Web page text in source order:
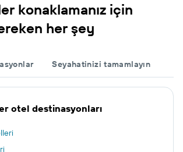
konaklamanız için
her şey
Seyahatinizi tamamlayın
otel destinasyonları